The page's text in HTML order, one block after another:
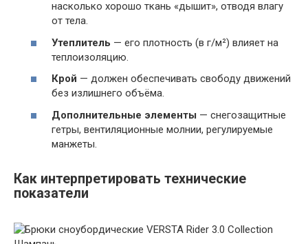
насколько хорошо ткань «дышит», отводя влагу
от тела.
Утеплитель — его плотность (в г/м²) влияет на
теплоизоляцию.
Крой — должен обеспечивать свободу движений
без излишнего объёма.
Дополнительные элементы — снегозащитные
гетры, вентиляционные молнии, регулируемые
манжеты.
Как интерпретировать технические
показатели